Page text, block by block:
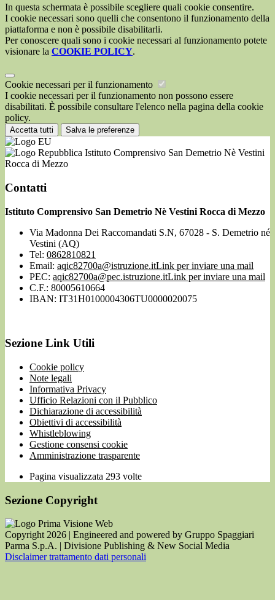
In questa schermata è possibile scegliere quali cookie consentire.
I cookie necessari sono quelli che consentono il funzionamento della
piattaforma e non è possibile disabilitarli.
Per conoscere quali sono i cookie necessari al funzionamento potete
visionare la COOKIE POLICY.
Cookie necessari per il funzionamento
I cookie necessari per il funzionamento non possono essere
disabilitati. È possibile consultare l'elenco nella pagina della cookie
policy.
Accetta tutti Salva le preferenze
Istituto Comprensivo San Demetrio Nè Vestini
Rocca di Mezzo
Contatti
Istituto Comprensivo San Demetrio Nè Vestini Rocca di Mezzo
Via Madonna Dei Raccomandati S.N, 67028 - S. Demetrio né
Vestini (AQ)
Tel: 0862810821
Email: aqic82700a@istruzione.itLink per inviare una mail
PEC: aqic82700a@pec.istruzione.itLink per inviare una mail
C.F.: 80005610664
IBAN: IT31H0100004306TU0000020075
Sezione Link Utili
Cookie policy
Note legali
Informativa Privacy
Ufficio Relazioni con il Pubblico
Dichiarazione di accessibilità
Obiettivi di accessibilità
Whistleblowing
Gestione consensi cookie
Amministrazione trasparente
Pagina visualizzata 293 volte
Sezione Copyright
Copyright 2026 | Engineered and powered by Gruppo Spaggiari
Parma S.p.A. | Divisione Publishing & New Social Media
Disclaimer trattamento dati personali